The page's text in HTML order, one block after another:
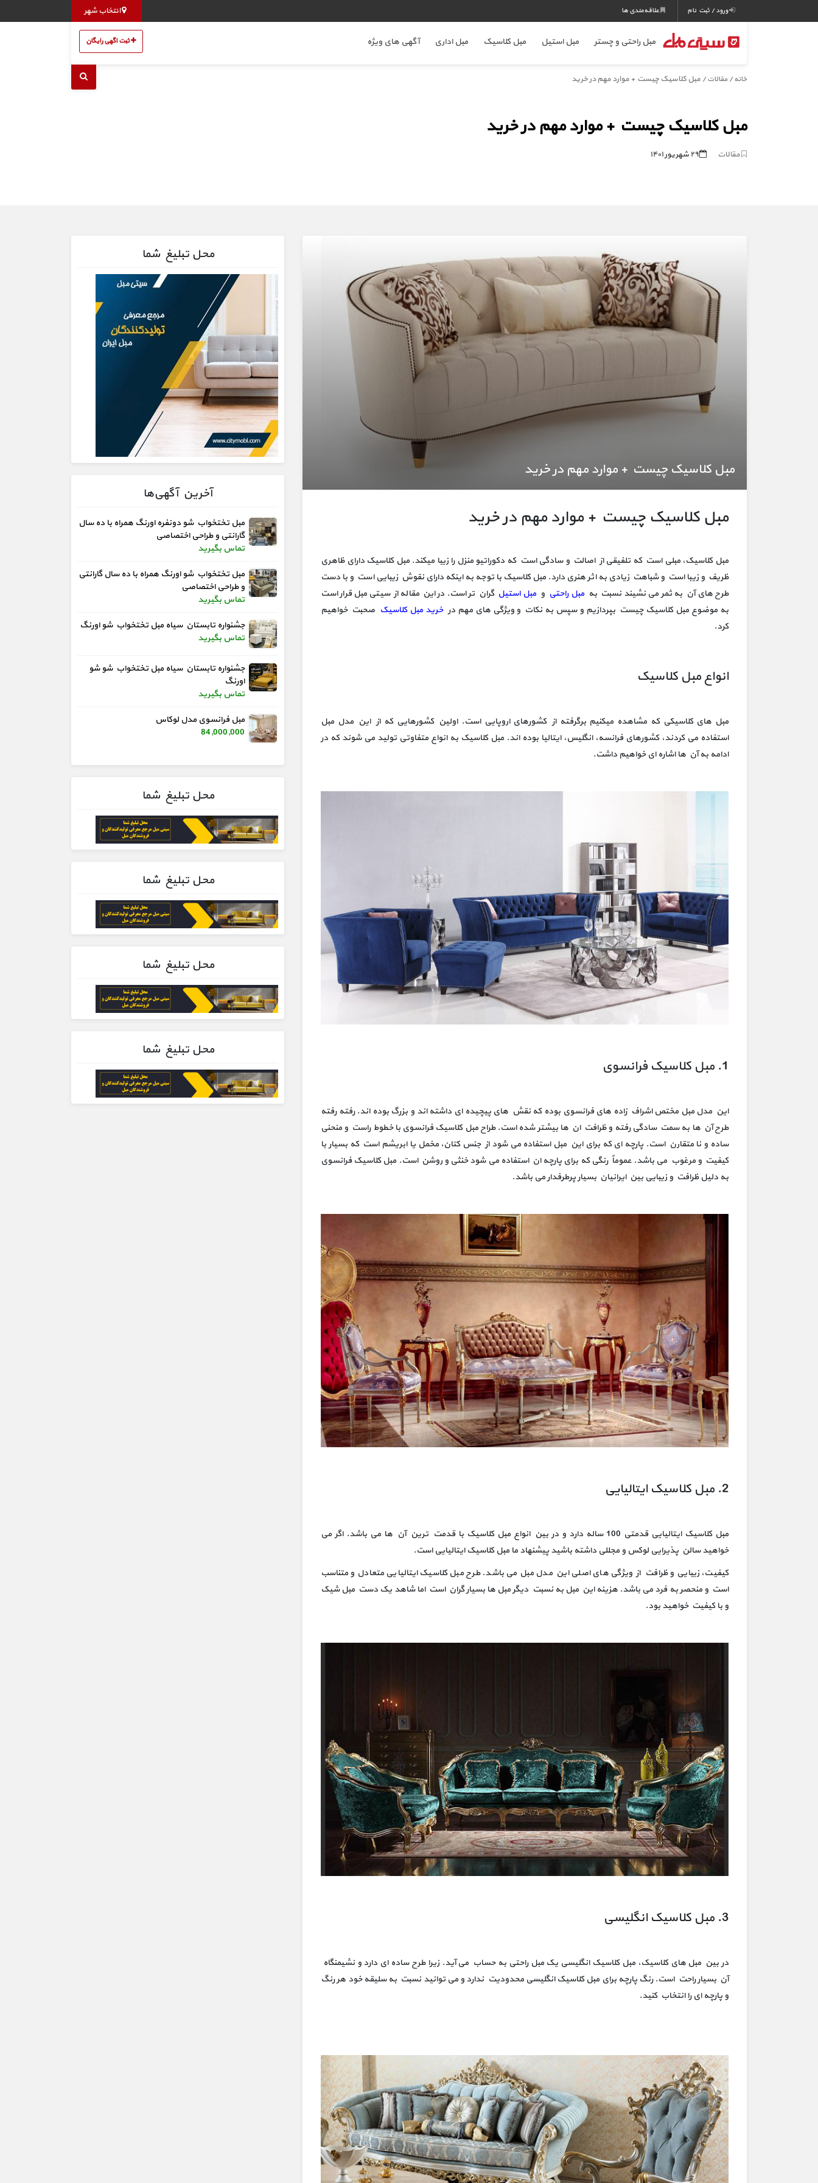
انتخاب شهر ورود / ثبت نام علاقه‌مندی ها
مبل راحتی و چستر مبل استیل مبل کلاسیک مبل اداری آگهی های ویژه ثبت اگهی رایگان
خانه / مقالات/ مبل کلاسیک چیست + موارد مهم در خرید
مبل کلاسیک چیست + موارد مهم در خرید
مقالات ۲۹ شهریور ۱۴۰۱
مبل کلاسیک چیست + موارد مهم در خرید
مبل کلاسیک چیست + موارد مهم در خرید
مبل کلاسیک، مبلی است که تلفیقی از اصالت و سادگی است که دکوراتیو منزل را زیبا میکند. مبل کلاسیک دارای ظاهری
ظریف و زیبا است و شباهت زیادی به اثر هنری دارد. مبل کلاسیک با توجه به اینکه دارای نقوش زیبایی است و با دست
طرح های آن به ثمر می نشیند نسبت بهمبل راحتی ومبل استیل گران تر است. در این مقاله از سیتی مبل قرار است
به موضوع مبل کلاسیک چیست بپردازیم و سپس به نکات و ویژگی های مهم درخرید مبل کلاسیک صحبت خواهیم
کرد.
انواع مبل کلاسیک
مبل های کلاسیکی که مشاهده میکنیم برگرفته از کشورهای اروپایی است. اولین کشورهایی که از این مدل مبل
استفاده می کردند، کشورهای فرانسه، انگلیس، ایتالیا بوده اند. مبل کلاسیک به انواع متفاوتی تولید می شوند که در
ادامه به آن ها اشاره ای خواهیم داشت.
1. مبل کلاسیک فرانسوی
این مدل مبل مختص اشراف زاده های فرانسوی بوده که نقش های پیچیده ای داشته اند و بزرگ بوده اند. رفته رفته
طرح آن ها به سمت سادگی رفته و ظرافت ان ها بیشتر شده است. طراح مبل کلاسیک فرانسوی با خطوط راست و منحنی
ساده و نا متقارن است. پارچه ای که برای این مبل استفاده می شود از جنس کتان، مخمل یا ابریشم است که بسیار با
کیفیت و مرغوب می باشد. عموماً رنگی که برای پارچه ان استفاده می شود خنثی و روشن است. مبل کلاسیک فرانسوی
به دلیل ظرافت و زیبایی بین ایرانیان بسیار پرطرفدار می باشد.
2. مبل کلاسیک ایتالیایی
مبل کلاسیک ایتالیایی قدمتی 100 ساله دارد و در بین انواع مبل کلاسیک با قدمت ترین آن ها می باشد. اگر می
خواهید سالن پذیرایی لوکس و مجللی داشته باشید پیشنهاد ما مبل کلاسیک ایتالیایی است.
کیفیت، زیبایی و ظرافت از ویژگی های اصلی این مدل مبل می باشد. طرح مبل کلاسیک ایتالیایی متعادل و متناسب
است و منحصر به فرد می باشد. هزینه این مبل به نسبت دیگر مبل ها بسیار گران است اما شاهد یک دست مبل شیک
و با کیفیت خواهید بود.
3. مبل کلاسیک انگلیسی
در بین مبل های کلاسیک، مبل کلاسیک انگلیسی یک مبل راحتی به حساب می آید. زیرا طرح ساده ای دارد و نشیمنگاه
آن بسیار راحت است. رنگ پارچه برای مبل کلاسیک انگلیسی محدودیت ندارد و می توانید نسبت به سلیقه خود هر رنگ
و پارچه ای را انتخاب کنید.
محل تبلیغ شما
آخرین آگهی‌ها
مبل تختخواب شو دونفره اورنگ همراه با ده سال
گارانتی و طراحی اختصاصی
تماس بگیرید
مبل تختخواب شو اورنگ همراه با ده سال گارانتی
و طراحی اختصاصی
تماس بگیرید
جشنواره تابستان سیاه مبل تختخواب شو اورنگ
تماس بگیرید
جشنواره تابستان سیاه مبل تختخواب شو شو
اورنگ
تماس بگیرید
مبل فرانسوی مدل لوکاس
84,000,000
محل تبلیغ شما
محل تبلیغ شما
محل تبلیغ شما
محل تبلیغ شما